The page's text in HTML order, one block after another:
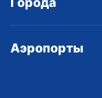
Аэропорты